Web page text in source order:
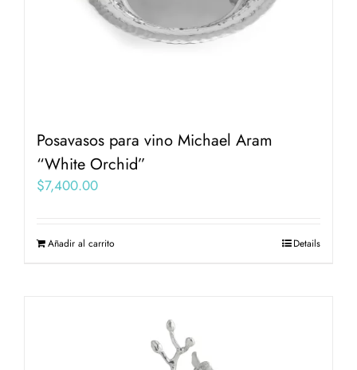
Posavasos para vino Michael Aram
“White Orchid”
$7,400.00
Añadir al carrito Details